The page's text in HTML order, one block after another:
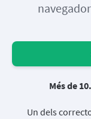
Més de
Un dels